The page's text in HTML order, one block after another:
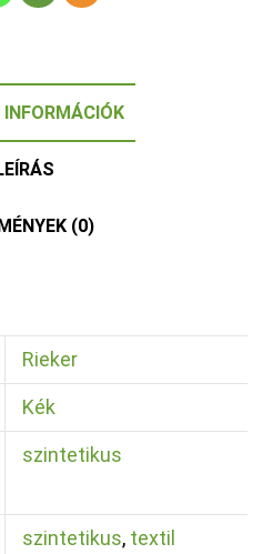
(0)
Rieker
Kék
szintetikus
szintetikus, textil